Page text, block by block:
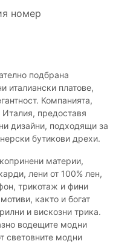
номер
подбрана
италиански платове,
Компанията,
Италия, предоставя
дизайни, подходящи за
бутикови дрехи.
материи,
лени от 100% лен,
трикотаж и фини
както и богат
и вискозни трика.
водещите модни
световните модни